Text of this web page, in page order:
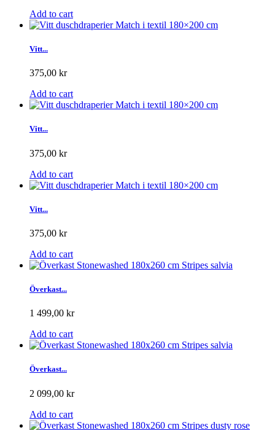
Add to cart
Vitt...
375,00 kr
Add to cart
Vitt...
375,00 kr
Add to cart
Vitt...
375,00 kr
Add to cart
Överkast...
1 499,00 kr
Add to cart
Överkast...
2 099,00 kr
Add to cart